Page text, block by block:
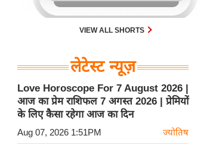
उद्देश्य MSME क्षेत्र में पंजीकरण और
अनुपालन को सरल बनाना है।
VIEW ALL SHORTS
लेटेस्ट न्यूज़
Love Horoscope For 7 August 2026 |
आज का प्रेम राशिफल 7 अगस्त 2026 | प्रेमियों
के लिए कैसा रहेगा आज का दिन
Aug 07, 2026 1:51PM ज्योतिष